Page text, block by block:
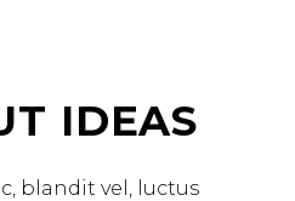
IDEAS
blandit vel, luctus